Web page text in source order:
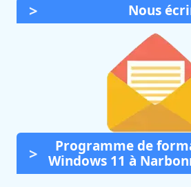
Nous
Programme de
Windows 11 à